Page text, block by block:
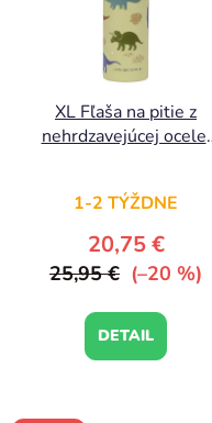
XL Fľaša na pitie z
nehrdzavejúcej ocele:
1-2 TÝŽDNE
20,75 €
25,95 € (–20 %)
DETAIL